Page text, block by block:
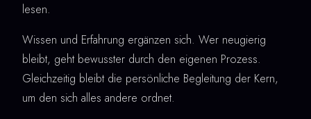
lesen.
Wissen und Erfahrung ergänzen sich. Wer neugierig
bleibt, geht bewusster durch den eigenen Prozess.
Gleichzeitig bleibt die persönliche Begleitung der Kern,
um den sich alles andere ordnet.